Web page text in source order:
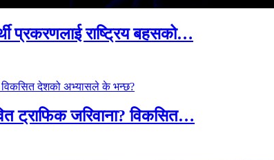
प्रकरणलाई राष्ट्रिय बहसको…
ट्राफिक जरिवाना? विकसित…